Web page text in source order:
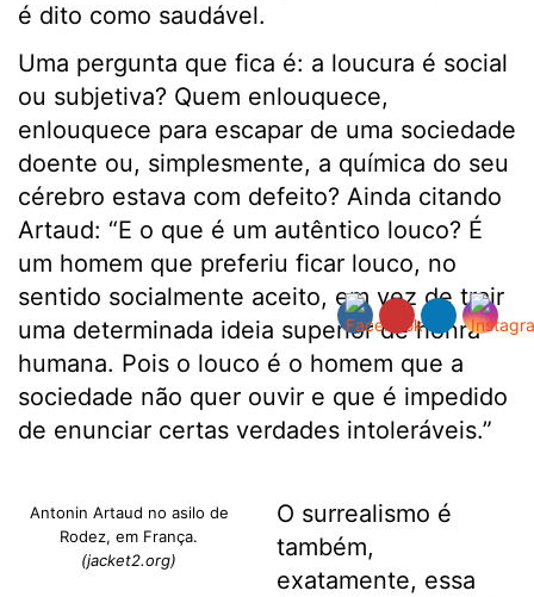
é dito como saudável.
Uma pergunta que fica é: a loucura é social
ou subjetiva? Quem enlouquece,
enlouquece para escapar de uma sociedade
doente ou, simplesmente, a química do seu
cérebro estava com defeito? Ainda citando
Artaud: “E o que é um autêntico louco? É
um homem que preferiu ficar louco, no
sentido socialmente aceito, em vez de trair
uma determinada ideia superior de honra
humana. Pois o louco é o homem que a
sociedade não quer ouvir e que é impedido
de enunciar certas verdades intoleráveis.”
Antonin Artaud no asilo de
Rodez, em França.
(jacket2.org)
O surrealismo é
também,
exatamente, essa